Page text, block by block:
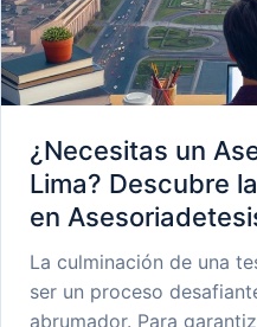
¿Necesitas un
Lima? Descubre
en
La culminación de una
ser un proceso
abrumador. Para